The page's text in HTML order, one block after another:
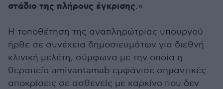
στάδιο της πλήρους έγκρισης.»
Η τοποθέτηση της αναπληρώτριας υπουργού
ήρθε σε συνέχεια δημοσιευμάτων για διεθνή
κλινική μελέτη, σύμφωνα με την οποία η
θεραπεία amivantamab εμφάνισε σημαντικές
αποκρίσεις σε ασθενείς με καρκίνο που δεν